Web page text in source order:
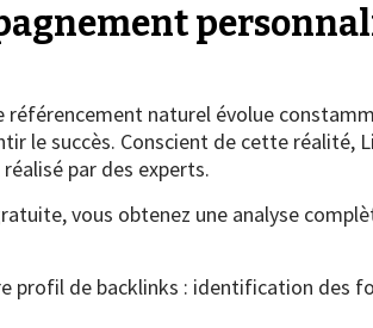
référencement naturel évolue
le succès. Conscient de cette réalité,
par des experts.
vous obtenez une analyse
profil de backlinks : identification des